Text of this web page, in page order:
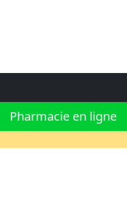
Pharmacie en ligne